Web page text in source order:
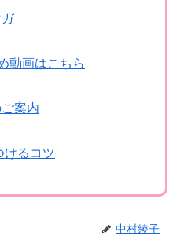
動画はこちら
案内
けるコツ
中村綾子